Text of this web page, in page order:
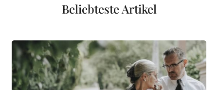
Beliebteste Artikel